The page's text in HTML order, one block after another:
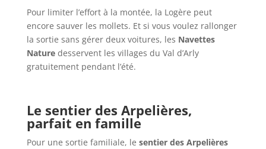
Pour limiter l’effort à la montée, la Logère peut
encore sauver les mollets. Et si vous voulez rallonger
la sortie sans gérer deux voitures, les Navettes
Naturedesservent les villages du Val d’Arly
gratuitement pendant l’été.
Le sentier des Arpelières,
parfait en famille
Pour une sortie familiale, le sentier des Arpelières